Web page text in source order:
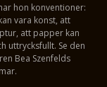
hon konventioner:
vara konst, att
att papper kan
uttrycksfullt. Se den
Bea Szenfelds